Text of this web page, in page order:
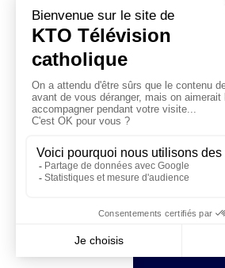
Pierre réunit
fortes et
leur analyse
Animé par
Visiter la